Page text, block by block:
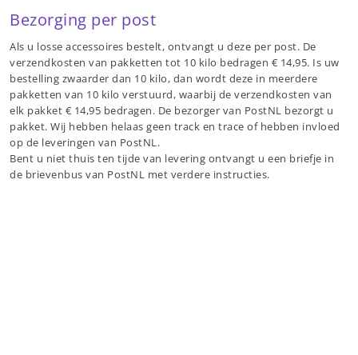
Bezorging per post
Als u losse accessoires bestelt, ontvangt u deze per post. De
verzendkosten van pakketten tot 10 kilo bedragen € 14,95. Is uw
bestelling zwaarder dan 10 kilo, dan wordt deze in meerdere
pakketten van 10 kilo verstuurd, waarbij de verzendkosten van
elk pakket € 14,95 bedragen. De bezorger van PostNL bezorgt u
pakket. Wij hebben helaas geen track en trace of hebben invloed
op de leveringen van PostNL.
Bent u niet thuis ten tijde van levering ontvangt u een briefje in
de brievenbus van PostNL met verdere instructies.